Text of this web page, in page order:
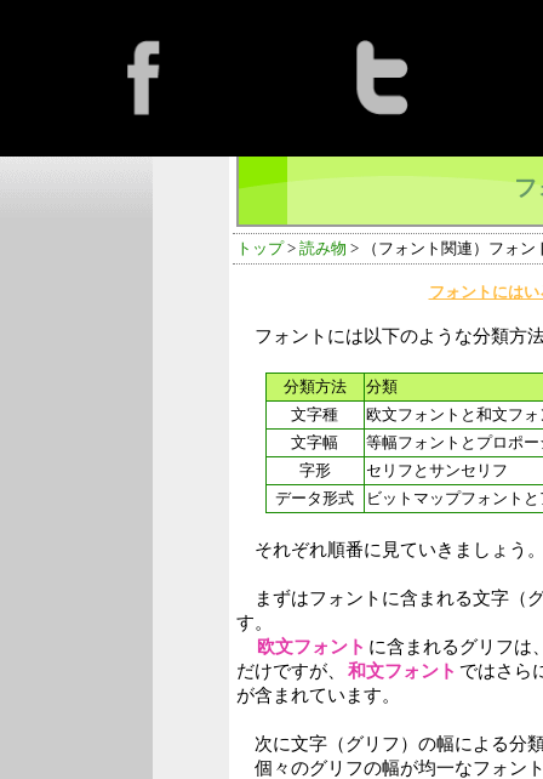
フ
トップ> 読み物 > （フォント関連）フォン
フォントには
フォントには以下のような分類方
分類方法
分類
文字種
欧文フォントと和文フォ
文字幅
等幅フォントとプロポ
字形
セリフとサンセリフ
データ形式
ビットマップフォント
それぞれ順番に見ていきましょう
まずはフォントに含まれる文字（
す。
欧文フォント に含まれるグリフは
だけですが、
和文フォント ではさら
が含まれています。
次に文字（グリフ）の幅による分
個々のグリフの幅が均一なフォン